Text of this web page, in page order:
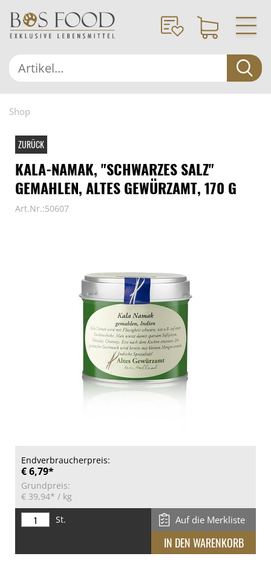
Shop
ZURÜCK
KALA-NAMAK, "SCHWARZES SALZ"
GEMAHLEN, ALTES GEWÜRZAMT, 170 G
Art.Nr.:50607
Endverbraucherpreis:
€ 6,79*
Grundpreis:
€ 39,94* / kg
St.
Auf die Merkliste